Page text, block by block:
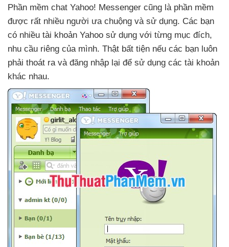
Phần mềm chat Yahoo! Messenger cũng là phần mềm
được rất nhiều người ưa chuộng và sử dụng. Các bạn
có nhiều tài khoản Yahoo sử dụng với từng mục đích,
nhu cầu riêng của mình. Thật bất tiện nếu các bạn luôn
phải thoát ra và đăng nhập lại để sử dụng các tài khoản
khác nhau.